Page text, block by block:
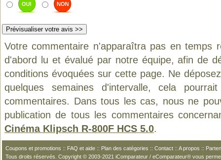
Votre commentaire n'apparaîtra pas en temps
d'abord lu et évalué par notre équipe, afin de
conditions évoquées sur cette page. Ne
quelques semaines d'intervalle, cela
commentaires. Dans tous les cas, nous ne
publication de tous les commentaires
Cinéma Klipsch R-800F HCS 5.0.
Coupons et promotions :: FAQ et aide :: Plan des catégories :: Contact :: A propos ::
Tous droits réservés. Copyright © 2003-2021 iComparateur / eComparateur® vous